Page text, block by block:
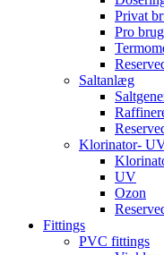
Privat
Pro brug
Saltanlæg
Klorinator-
UV
Ozon
Fittings
PVC fittings